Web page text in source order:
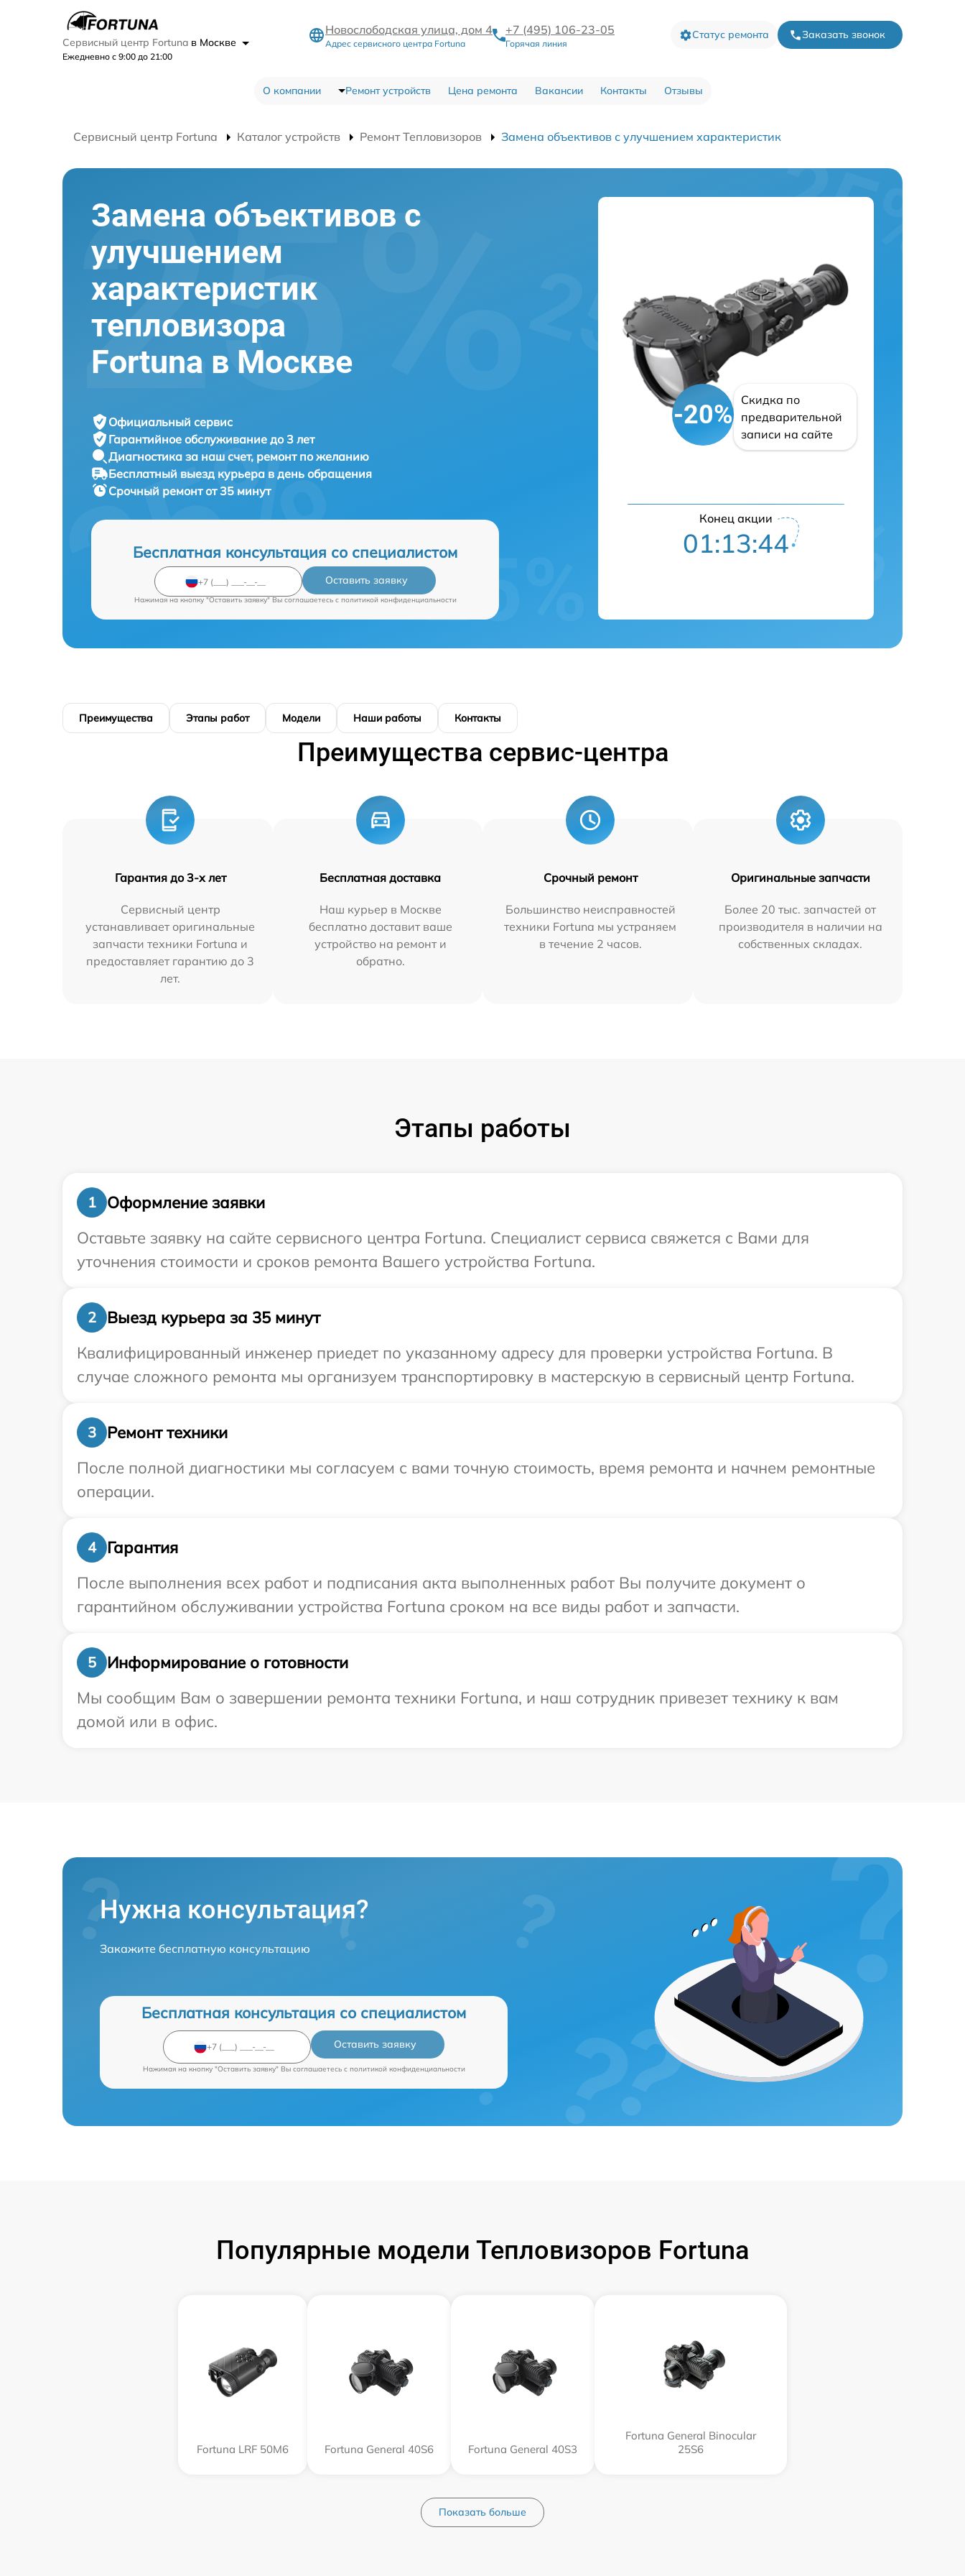
Сервисный центр Fortuna в Москве
Ежедневно с 9:00 до 21:00
Новослободская улица, дом 4
Адрес сервисного центра Fortuna
+7 (495) 106-23-05
Горячая линия
Статус ремонта Заказать звонок
О компании Ремонт устройств Цена ремонта Вакансии Контакты Отзывы
Сервисный центр Fortuna Каталог устройств Ремонт Тепловизоров Замена объективов с улучшением характеристик
Замена объективов с
улучшением
характеристик
тепловизора
Fortuna в Москве
Официальный сервис
Гарантийное обслуживание до 3 лет
Диагностика за наш счет, ремонт по желанию
Бесплатный выезд курьера в день обращения
Срочный ремонтот 35 минут
Бесплатная консультация со специалистом
Оставить заявку
Нажимая на кнопку "Оставить заявку" Вы соглашаетесь c политикой конфиденциальности
-20%
Скидка по
предварительной
записи на сайте
Конец акции
01:13:43
Преимущества Этапы работ Модели Наши работы Контакты
Преимущества сервис-центра
Гарантия до 3-х лет
Сервисный центр
устанавливает оригинальные
запчасти техники Fortuna и
предоставляет гарантию до 3
лет.
Бесплатная доставка
Наш курьер в Москве
бесплатно доставит ваше
устройство на ремонт и
обратно.
Срочный ремонт
Большинство неисправностей
техники Fortuna мы устраняем
в течение 2 часов.
Оригинальные запчасти
Более 20 тыс. запчастей от
производителя в наличии на
собственных складах.
Этапы работы
1
Оформление заявки
Оставьте заявку на сайте сервисного центра Fortuna. Специалист сервиса свяжется с Вами для
уточнения стоимости и сроков ремонта Вашего устройства Fortuna.
2
Выезд курьера за 35 минут
Квалифицированный инженер приедет по указанному адресу для проверки устройства Fortuna. В
случае сложного ремонта мы организуем транспортировку в мастерскую в сервисный центр Fortuna.
3
Ремонт техники
После полной диагностики мы согласуем с вами точную стоимость, время ремонта и начнем ремонтные
операции.
4
Гарантия
После выполнения всех работ и подписания акта выполненных работ Вы получите документ о
гарантийном обслуживании устройства Fortuna сроком на все виды работ и запчасти.
5
Информирование о готовности
Мы сообщим Вам о завершении ремонта техники Fortuna, и наш сотрудник привезет технику к вам
домой или в офис.
Нужна консультация?
Закажите бесплатную консультацию
Бесплатная консультация со специалистом
Оставить заявку
Нажимая на кнопку "Оставить заявку" Вы соглашаетесь c политикой конфиденциальности
Популярные модели Тепловизоров Fortuna
Fortuna LRF 50M6 Fortuna General 40S6 Fortuna General 40S3
Fortuna General Binocular
25S6
Показать больше